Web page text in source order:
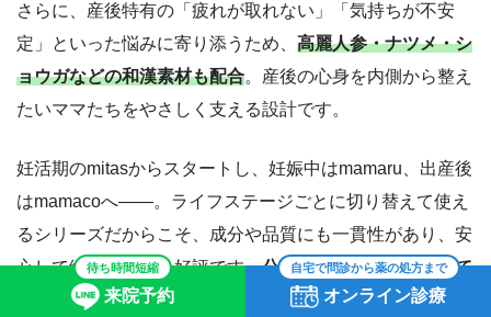
さらに、産後特有の「疲れが取れない」「気持ちが不安
定」といった悩みに寄り添うため、 高麗人参・ナツメ・シ
ョウガなどの和漢素材も配合。産後の心身を内側から整え
たいママたちをやさしく支える設計です。
妊活期のmitasからスタートし、妊娠中はmamaru、出産後
はmamacoへ――。ライフステージごとに切り替えて使え
るシリーズだからこそ、成分や品質にも一貫性があり、安
心して続けられると好評です。公式サイトで定期購入して
おくと、次のステージへの切り替えもスムーズですよ。
待ち時間短縮
来院予約
自宅で問診から薬の処方まで
オンライン診療